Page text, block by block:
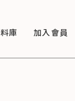
庫 加入會員